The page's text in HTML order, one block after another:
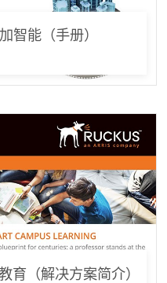
智能（手册）
育（解决方案简介）